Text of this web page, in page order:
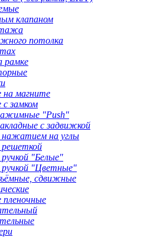
клапаном
потолка
рамке
на магните
с замком
"Push"
с задвижкой
нажатием на углы
решеткой
"Белые"
ручкой "Цветные"
сдвижные